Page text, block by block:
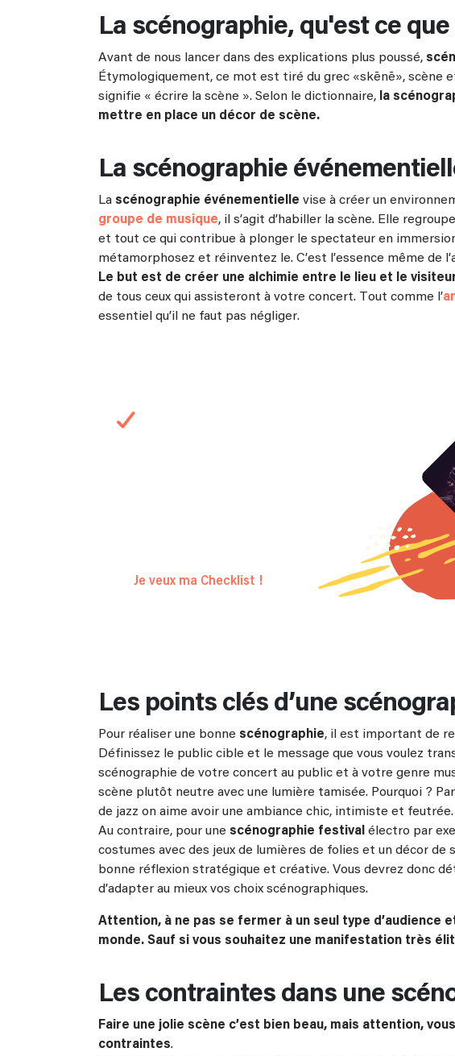
La scénographie, qu'est ce que
Avant de nous lancer dans des explications plus poussé,
Étymologiquement, ce mot est tiré du grec «skēnē», scène
signifie « écrire la scène ». Selon le dictionnaire, la
mettre en place un décor de scène.
La scénographie
La scénographie événementielle vise à créer un
groupe de musique, il s’agit d’habiller la scène. Elle
et tout ce qui contribue à plonger le spectateur en
métamorphosez et réinventez le. C’est l’essence même de
Le but est de créer une alchimie entre le lieu et le
de tous ceux qui assisteront à votre concert. Tout comme l’
essentiel qu’il ne faut pas négliger.
, retrouvez nos Checklist avec toutes les
l'organisation de votre concert
Je veux ma Checklist !
Les points clés d’une
Pour réaliser une bonne scénographie, il est important de
Définissez le public cible et le message que vous voulez
scénographie de votre concert au public et à votre genre
scène plutôt neutre avec une lumière tamisée. Pourquoi ?
de jazz on aime avoir une ambiance chic, intimiste et feutrée.
Au contraire, pour une scénographie festival électro par
costumes avec des jeux de lumières de folies et un décor de
bonne réflexion stratégique et créative. Vous devrez donc
d’adapter au mieux vos choix scénographiques.
Attention, à ne pas se fermer à un seul type d’audience
monde. Sauf si vous souhaitez une manifestation très
Les contraintes dans une
Faire une jolie scène c’est bien beau, mais attention,
contraintes.